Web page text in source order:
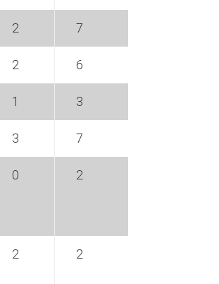
2 7
2 6
1 3
3 7
0 2
2 2